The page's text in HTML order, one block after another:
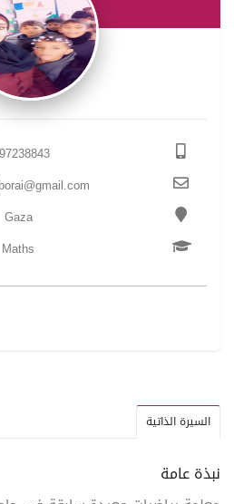
Gaza
Maths
السيرة الذاتية
نبذة عامة